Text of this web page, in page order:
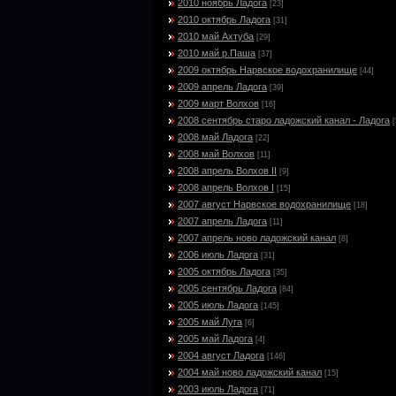
2010 ноябрь Ладога [23]
2010 октябрь Ладога [31]
2010 май Ахтуба [29]
2010 май р.Паша [37]
2009 октябрь Нарвское водохранилище [44]
2009 апрель Ладога [39]
2009 март Волхов [16]
2008 сентябрь старо ладожский канал - Ладога
2008 май Ладога [22]
2008 май Волхов [11]
2008 апрель Волхов II [9]
2008 апрель Волхов I [15]
2007 август Нарвское водохранилище [18]
2007 апрель Ладога [11]
2007 апрель ново ладожский канал [8]
2006 июль Ладога [31]
2005 октябрь Ладога [35]
2005 сентябрь Ладога [84]
2005 июль Ладога [145]
2005 май Луга [6]
2005 май Ладога [4]
2004 август Ладога [146]
2004 май ново ладожский канал [15]
2003 июль Ладога [71]